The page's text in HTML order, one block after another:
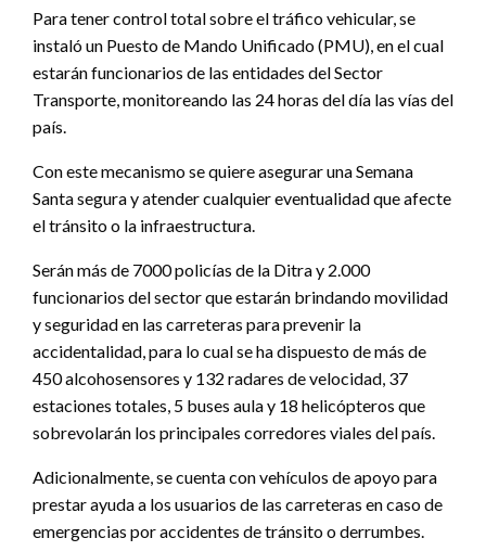
Para tener control total sobre el tráfico vehicular, se
instaló un Puesto de Mando Unificado (PMU), en el cual
estarán funcionarios de las entidades del Sector
Transporte, monitoreando las 24 horas del día las vías del
país.
Con este mecanismo se quiere asegurar una Semana
Santa segura y atender cualquier eventualidad que afecte
el tránsito o la infraestructura.
Serán más de 7000 policías de la Ditra y 2.000
funcionarios del sector que estarán brindando movilidad
y seguridad en las carreteras para prevenir la
accidentalidad, para lo cual se ha dispuesto de más de
450 alcohosensores y 132 radares de velocidad, 37
estaciones totales, 5 buses aula y 18 helicópteros que
sobrevolarán los principales corredores viales del país.
Adicionalmente, se cuenta con vehículos de apoyo para
prestar ayuda a los usuarios de las carreteras en caso de
emergencias por accidentes de tránsito o derrumbes.